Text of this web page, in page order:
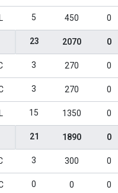
5 450 0
23 2070 0
3 270 0
3 270 0
15 1350 0
21 1890 0
3 300 0
0 0 0